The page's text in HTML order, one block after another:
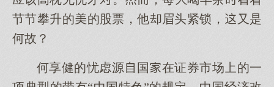
节节攀升的的股票，他却眉头紧锁，又是
何故？
何享健的忧虑源国在证券市场的一